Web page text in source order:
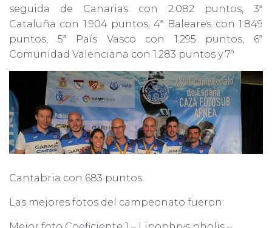
seguida de Canarias con 2.082 puntos, 3ª
Cataluña con 1.904 puntos, 4ª Baleares con 1.849
puntos, 5ª País Vasco con 1.295 puntos, 6ª
Comunidad Valenciana con 1.283 puntos y 7ª
Cantabria con 683 puntos.
Las mejores fotos del campeonato fueron: